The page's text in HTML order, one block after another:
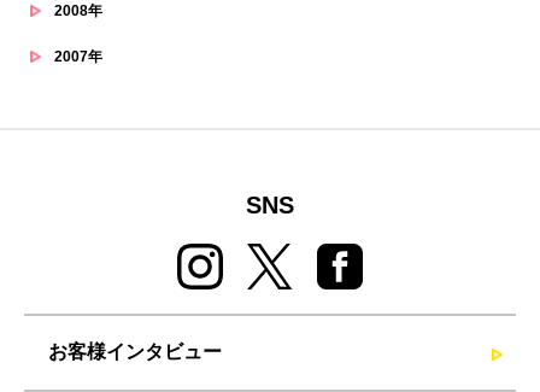
2008年
2007年
SNS
お客様インタビュー